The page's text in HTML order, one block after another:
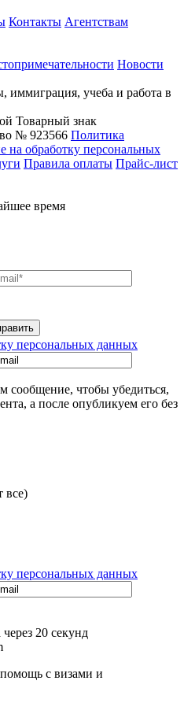
Контакты Агентствам
Новости
учеба и работа в
Товарный знак
№ 923566 Политика
на обработку персональных
Правила оплаты Прайс-лист
время
персональных данных
сообщение, чтобы убедиться,
а после опубликуем его без
все)
персональных данных
20 секунд
с визами и